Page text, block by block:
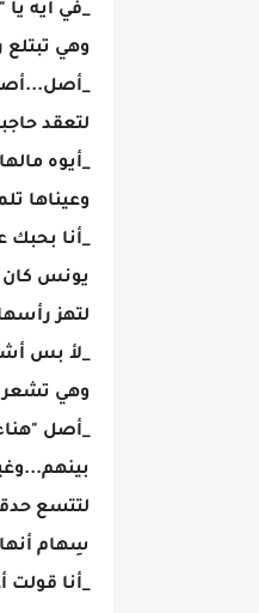
_في ايه
وهي تبتلع
لتعقد
_أيوه
وعيناها
_أنا
يونس كان
لتهز
_لأ بس
وهي تشعر
_أصل
لتتسع
سِهام
_أنا